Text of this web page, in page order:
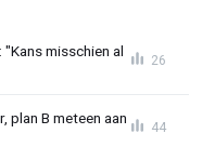
misschien al
26
plan B meteen aan
44